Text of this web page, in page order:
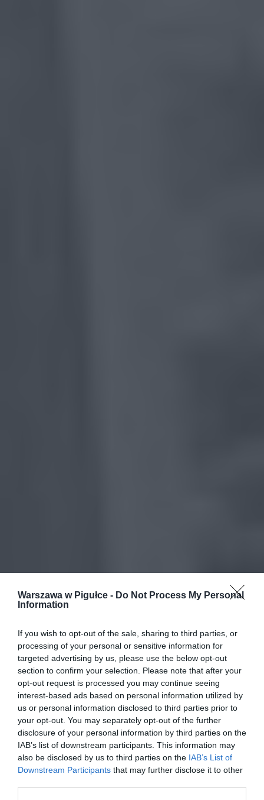
Warszawa w Pigułce - Do Not Process My Personal
Information
If you wish to opt-out of the sale, sharing to third parties, or
processing of your personal or sensitive information for
targeted advertising by us, please use the below opt-out
section to confirm your selection. Please note that after your
opt-out request is processed you may continue seeing
interest-based ads based on personal information utilized by
us or personal information disclosed to third parties prior to
your opt-out. You may separately opt-out of the further
disclosure of your personal information by third parties on the
IAB’s list of downstream participants. This information may
also be disclosed by us to third parties on the IAB’s List of
Downstream Participants that may further disclose it to other